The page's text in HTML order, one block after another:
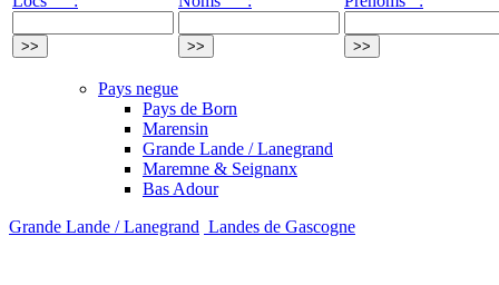
Pays negue
Pays de Born
Marensin
Grande Lande / Lanegrand
Maremne & Seignanx
Bas Adour
Grande Lande / Lanegrand Landes de Gascogne